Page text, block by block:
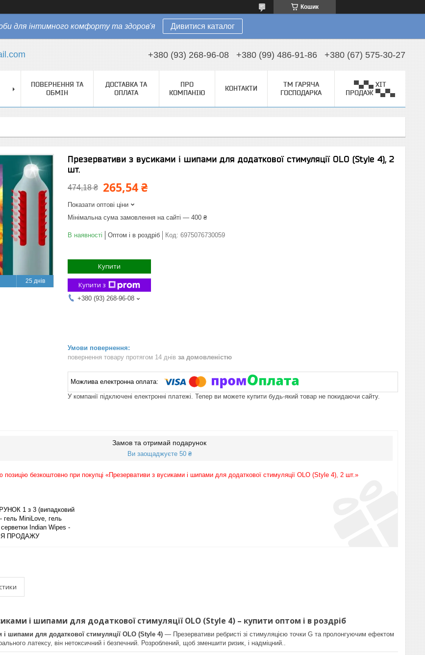
Кошик
для інтимного комфорту та здоров'я Дивитися каталог
+380 (93) 268-96-08 +380 (99) 486-91-86 +380 (67) 575-30-27
ПОВЕРНЕННЯ ТА
ОБМІН
ДОСТАВКА ТА
ОПЛАТА
ПРО
КОМПАНІЮ
КОНТАКТИ
ТМ ГАРЯЧА
ГОСПОДАРКА
▀▄▀▄ ХІТ
ПРОДАЖ ▀▄▀▄
25 днів
Презервативи з вусиками і шипами для додаткової стимуляції OLO (Style 4), 2
шт.
474,18 ₴ 265,54 ₴
Показати оптові ціни
Мінімальна сума замовлення на сайті — 400 ₴
В наявності Оптом і в роздріб Код: 6975076730059
Купити
Купити з
+380 (93) 268-96-08
повернення товару протягом 14 днів за домовленістю
У компанії підключені електронні платежі. Тепер ви можете купити будь-який товар не покидаючи сайту.
Замов та отримай подарунок
Ви заощаджуєте 50 ₴
безкоштовно при покупці «Презервативи з вусиками і шипами для додаткової стимуляції OLO (Style 4), 2 шт.»
1 з 3 (випадковий
MiniLove, гель
Indian Wipes -
ПРОДАЖУ
і шипами для додаткової стимуляції OLO (Style 4) – купити оптом і в роздріб
і шипами для додаткової стимуляції OLO (Style 4) — Презервативи ребристі зі стимуляцією точки G та пролонгуючим ефектом
латексу, він нетоксичний і безпечний. Розроблений, щоб зменшити ризик, і надміцний..